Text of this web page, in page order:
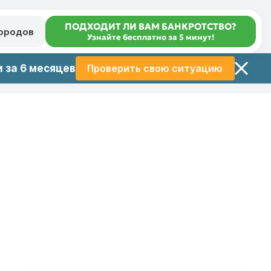
ПОДХОДИТ ЛИ ВАМ БАНКРОТСТВО?
Узнайте бесплатно за 5 минут!
за 6 месяцев Проверить свою ситуацию